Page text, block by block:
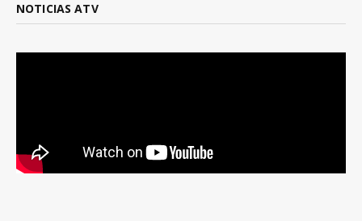
NOTICIAS ATV